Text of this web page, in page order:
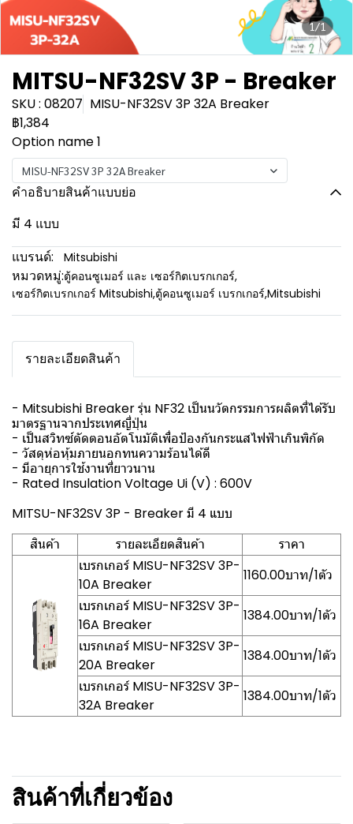
1/1
MITSU-NF32SV 3P - Breaker
SKU : 08207 MISU-NF32SV 3P 32A Breaker
฿1,384
Option name 1
MISU-NF32SV 3P 32A Breaker
คำอธิบายสินค้าแบบย่อ
มี 4 แบบ
แบรนด์:
Mitsubishi
หมวดหมู่:ตู้คอนซูเมอร์ และ เซอร์กิตเบรกเกอร์,
เซอร์กิตเบรกเกอร์ Mitsubishi,ตู้คอนซูเมอร์ เบรกเกอร์,Mitsubishi
รายละเอียดสินค้า
- Mitsubishi Breaker รุ่น NF32 เป็นนวัตกรรมการผลิตที่ได้รับ
มาตรฐานจากประเทศญี่ปุ่น
- เป็นสวิทซ์ตัดตอนอัตโนมัติเพื่อป้องกันกระแสไฟฟ้าเกินพิกัด
- วัสดุห่อหุ้มภายนอกทนความร้อนได้ดี
- มีอายุการใช้งานที่ยาวนาน
- Rated Insulation Voltage Ui (V) : 600V
MITSU-NF32SV 3P - Breaker มี 4 แบบ
สินค้า
รายละเอียดสินค้า
ราคา
เบรกเกอร์ MISU-NF32SV 3P-
10A Breaker
1160.00บาท/1ตัว
เบรกเกอร์ MISU-NF32SV 3P-
16A Breaker
1384.00บาท/1ตัว
เบรกเกอร์ MISU-NF32SV 3P-
20A Breaker
1384.00บาท/1ตัว
เบรกเกอร์ MISU-NF32SV 3P-
32A Breaker
1384.00บาท/1ตัว
สินค้าที่เกี่ยวข้อง